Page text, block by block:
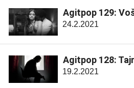
Agitpop 129:
24.2.2021
Agitpop 128:
19.2.2021